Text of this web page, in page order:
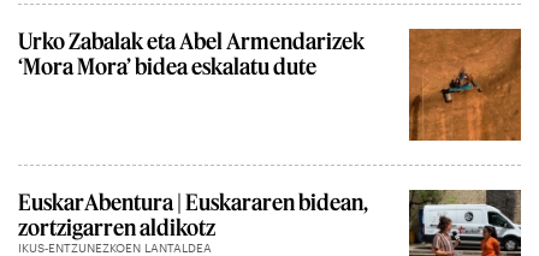
Urko Zabalak eta Abel Armendarizek
‘Mora Mora’ bidea eskalatu dute
EuskarAbentura | Euskararen bidean,
zortzigarren aldikotz
IKUS-ENTZUNEZKOEN LANTALDEA